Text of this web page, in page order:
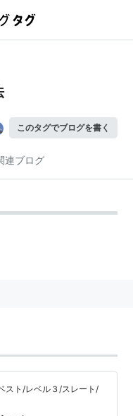
このタグでブログを書く
連ブログ
スト/レベル３/スレート/